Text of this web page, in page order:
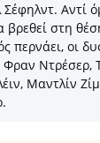
Αντί
βρεθεί στη
περνάει, οι
Ντρέσερ,
Μαντλίν